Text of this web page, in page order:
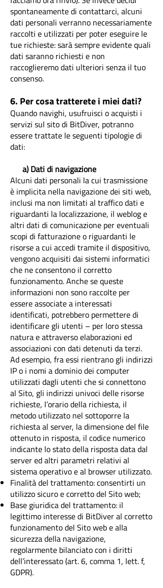
spontaneamente di contattarci, alcuni
dati personali verranno necessariamente
raccolti e utilizzati per poter eseguire le
tue richieste: sarà sempre evidente quali
dati saranno richiesti e non
raccoglieremo dati ulteriori senza il tuo
consenso.
6. Per cosa tratterete i miei dati?
Quando navighi, usufruisci o acquisti i
servizi sul sito di BitDiver, potranno
essere trattate le seguenti tipologie di
dati:
a) Dati di navigazione
Alcuni dati personali la cui trasmissione
è implicita nella navigazione dei siti web,
inclusi ma non limitati al traffico dati e
riguardanti la localizzazione, il weblog e
altri dati di comunicazione per eventuali
scopi di fatturazione o riguardanti le
risorse a cui accedi tramite il dispositivo,
vengono acquisiti dai sistemi informatici
che ne consentono il corretto
funzionamento. Anche se queste
informazioni non sono raccolte per
essere associate a interessati
identificati, potrebbero permettere di
identificare gli utenti – per loro stessa
natura e attraverso elaborazioni ed
associazioni con dati detenuti da terzi.
Ad esempio, fra essi rientrano gli indirizzi
IP o i nomi a dominio dei computer
utilizzati dagli utenti che si connettono
al Sito, gli indirizzi univoci delle risorse
richieste, l’orario della richiesta, il
metodo utilizzato nel sottoporre la
richiesta al server, la dimensione del file
ottenuto in risposta, il codice numerico
indicante lo stato della risposta data dal
server ed altri parametri relativi al
sistema operativo e al browser utilizzato.
Finalità del trattamento: consentirti un
utilizzo sicuro e corretto del Sito web;
Base giuridica del trattamento: il
legittimo interesse di BitDiver al corretto
funzionamento del Sito web e alla
sicurezza della navigazione,
regolarmente bilanciato con i diritti
dell’interessato (art. 6, comma 1, lett. f,
GDPR).